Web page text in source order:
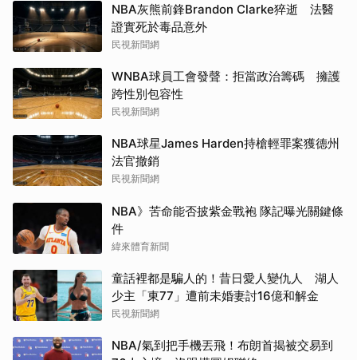
NBA灰熊前鋒Brandon Clarke猝逝 法醫
證實死於毒品意外
民視新聞網
WNBA球員工會發聲：拒當政治籌碼 擁護
跨性別包容性
民視新聞網
NBA球星James Harden持槍輕罪案獲德州
法官撤銷
民視新聞網
NBA》苦命能否披紫金戰袍 隊記曝光關鍵條
件
緯來體育新聞
童話裡都是騙人的！昔日愛人變仇人 湖人
少主「東77」遭前未婚妻討16億和解金
民視新聞網
NBA/氣到把手機丟飛！布朗首揭被交易到